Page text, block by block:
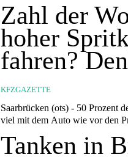
Zahl der
hoher
fahren?
KFZGAZETTE
Saarbrücken (ots) - 50 Prozent der Autofahrer in Deutschland fahren mindestens genauso
viel mit dem Auto wie vor den
Tanken in